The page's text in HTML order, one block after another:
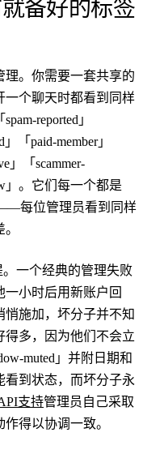
备好的标签
理。你需要一套共享的
一个聊天时都看到同样
reported」
「paid-member」
」「scammer-
」。它们每一个都是
每位管理员看到同样
。一个经典的管理失败
小时后用新账户回
施加，坏分子并不知
多，因为他们不会立
muted」并附日期和
看到状态，而坏分子永
支持管理员自己采取
得以协调一致。